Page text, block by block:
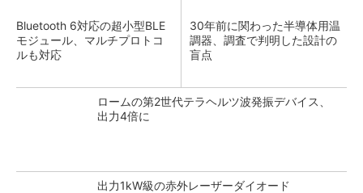
Bluetooth 6対応の超小型BLE
モジュール、マルチプロトコ
ルも対応
30年前に関わった半導体用温
調器、調査で判明した設計の
盲点
ロームの第2世代テラヘルツ波発振デバイス、
出力4倍に
出力1kW級の赤外レーザーダイオード